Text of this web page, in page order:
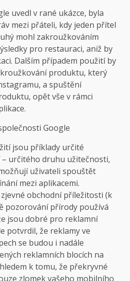
uvedl v rané ukázce, byla
mezi přáteli, kdy jeden přítel
mohl zakroužkováním
pro restauraci, aniž by
Dalším případem použití by
produktu, který
a spuštění
opět vše v rámci
Google
jsou příklady určité
určitého druhu užitečnosti,
uživateli spouštět
mezi aplikacemi.
obchodní příležitosti (k
pozorování přírody používá
jsou dobré pro reklamní
potvrdil, že reklamy ve
se budou i nadále
reklamních blocích na
k tomu, že překryvné
zlomek vašeho mobilního